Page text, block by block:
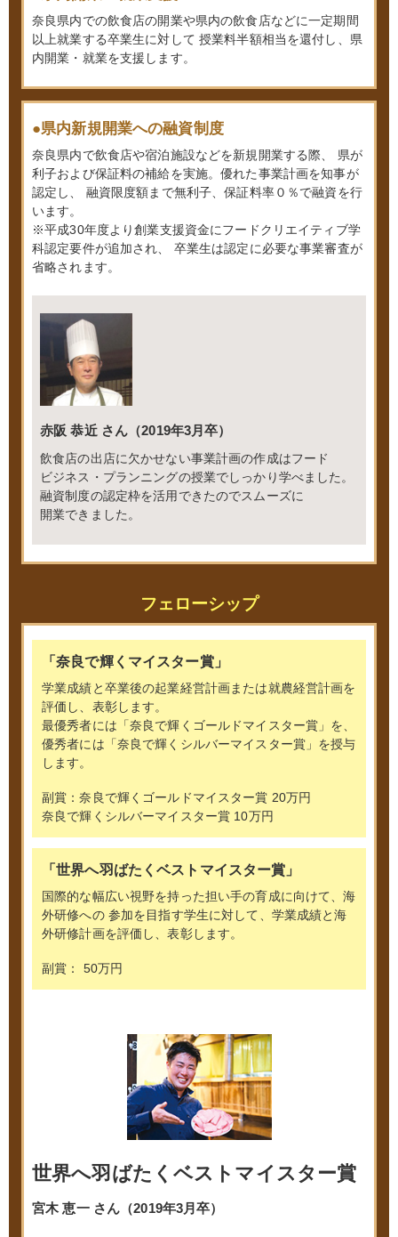
奈良県内での飲食店の開業や県内の飲食店などに一定期間
以上就業する卒業生に対して 授業料半額相当を還付し、県
内開業・就業を支援します。
●県内新規開業への融資制度
奈良県内で飲食店や宿泊施設などを新規開業する際、
県が
利子および保証料の補給を実施。優れた事業計画を知事が
認定し、
融資限度額まで無利子、保証料率０％で融資を行
います。
※平成30年度より創業支援資金にフードクリエイティブ学
科認定要件が追加され、
卒業生は認定に必要な事業審査が
省略されます。
赤阪 恭近 さん（2019年3月卒）
飲食店の出店に欠かせない事業計画の作成はフード
ビジネス・プランニングの授業でしっかり学べました。
融資制度の認定枠を活用できたのでスムーズに
開業できました。
フェローシップ
「奈良で輝くマイスター賞」
学業成績と卒業後の起業経営計画または就農経営計画を
評価し、表彰します。
最優秀者には「奈良で輝くゴールドマイスター賞」を、
優秀者には「奈良で輝くシルバーマイスター賞」を授与
します。
副賞：奈良で輝くゴールドマイスター賞 20万円
奈良で輝くシルバーマイスター賞 10万円
「世界へ羽ばたくベストマイスター賞」
国際的な幅広い視野を持った担い手の育成に向けて、海
外研修への参加を目指す学生に対して、学業成績と海
外研修計画を評価し、表彰します。
副賞： 50万円
世界へ羽ばたくベストマイスター賞
宮木 恵一 さん（2019年3月卒）